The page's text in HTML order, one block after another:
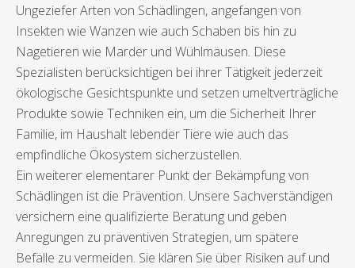
Ungeziefer Arten von Schädlingen, angefangen von
Insekten wie Wanzen wie auch Schaben bis hin zu
Nagetieren wie Marder und Wühlmäusen. Diese
Spezialisten berücksichtigen bei ihrer Tätigkeit jederzeit
ökologische Gesichtspunkte und setzen umeltverträgliche
Produkte sowie Techniken ein, um die Sicherheit Ihrer
Familie, im Haushalt lebender Tiere wie auch das
empfindliche Ökosystem sicherzustellen.
Ein weiterer elementarer Punkt der Bekämpfung von
Schädlingen ist die Prävention. Unsere Sachverständigen
versichern eine qualifizierte Beratung und geben
Anregungen zu präventiven Strategien, um spätere
Befälle zu vermeiden. Sie klären Sie über Risiken auf und